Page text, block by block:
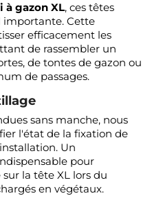
à gazon XL, ces têtes
importante. Cette
efficacement les
de rassembler un
de tontes de gazon ou
de passages.
sans manche, nous
l'état de la fixation de
Un
pour
la tête XL lors du
en végétaux.